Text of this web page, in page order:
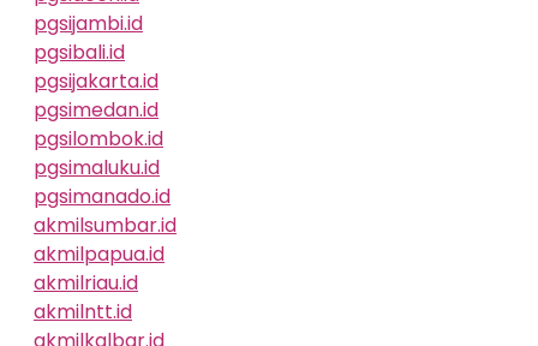
pgsijambi.id
pgsibali.id
pgsijakarta.id
pgsimedan.id
pgsilombok.id
pgsimaluku.id
pgsimanado.id
akmilsumbar.id
akmilpapua.id
akmilriau.id
akmilntt.id